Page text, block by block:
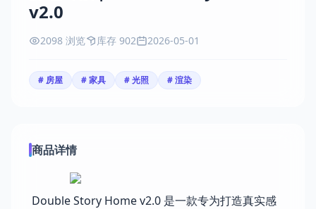
v2.0
2098 浏览 库存 902 2026-05-01
# 房屋 # 家具 # 光照 # 渲染
商品详情
Double Story Home v2.0 是一款专为打造真实感